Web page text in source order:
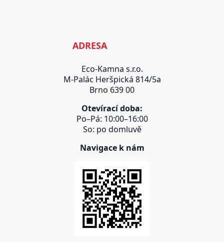
ADRESA
Eco-Kamna s.r.o.
M-Palác Heršpická 814/5a
Brno 639 00
Otevírací doba:
Po–Pá: 10:00–16:00
So: po domluvě
Navigace k nám